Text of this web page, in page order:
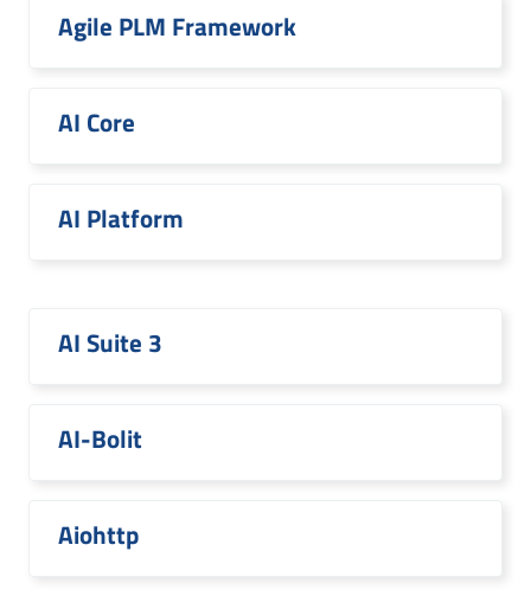
Agile PLM Framework
AI Core
AI Platform
AI Suite 3
AI-Bolit
Aiohttp